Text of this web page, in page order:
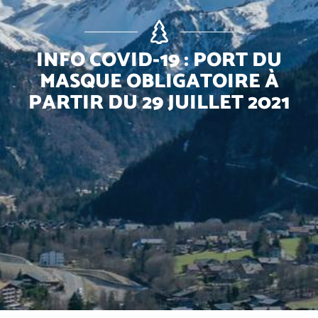
INFO COVID-19 : PORT DU
MASQUE OBLIGATOIRE À
PARTIR DU 29 JUILLET 2021